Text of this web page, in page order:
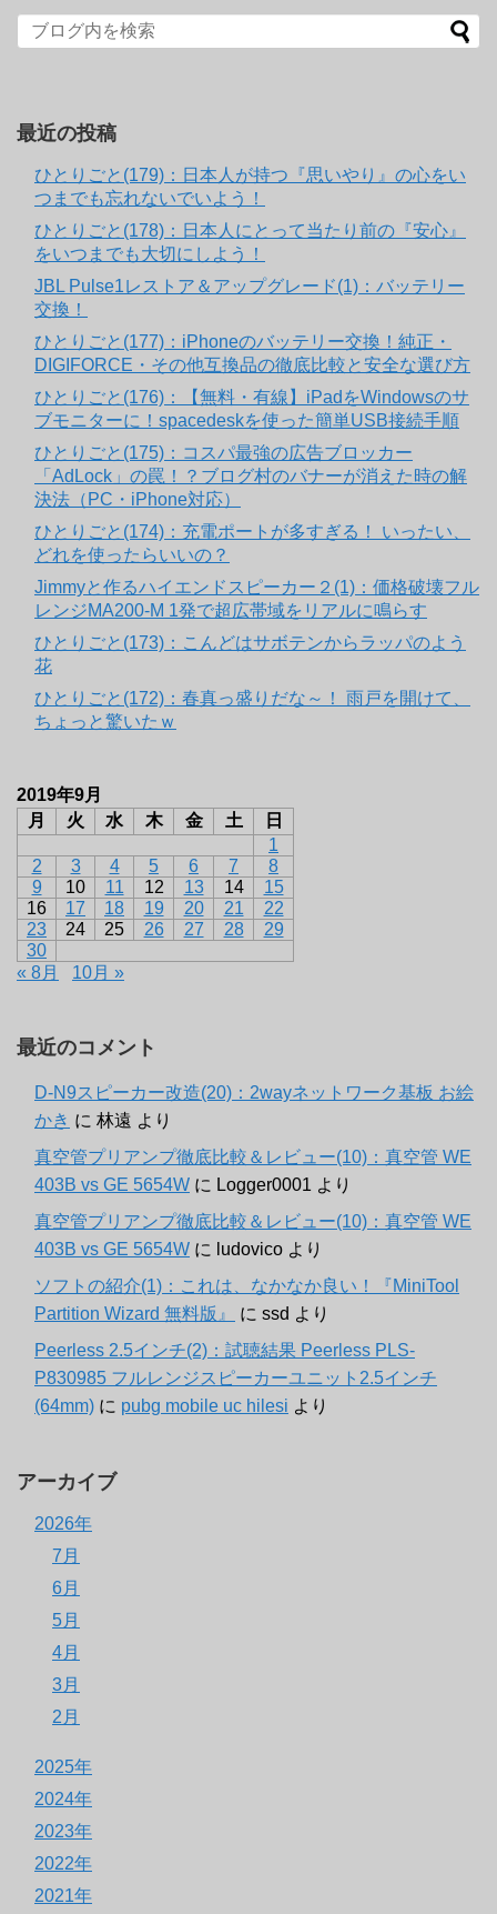
最近の投稿
ひとりごと(179)：日本人が持つ『思いやり』の心をい
つまでも忘れないでいよう！
ひとりごと(178)：日本人にとって当たり前の『安心』
をいつまでも大切にしよう！
JBL Pulse1レストア＆アップグレード(1)：バッテリー
交換！
ひとりごと(177)：iPhoneのバッテリー交換！純正・
DIGIFORCE・その他互換品の徹底比較と安全な選び方
ひとりごと(176)：【無料・有線】iPadをWindowsのサ
ブモニターに！spacedeskを使った簡単USB接続手順
ひとりごと(175)：コスパ最強の広告ブロッカー
「AdLock」の罠！？ブログ村のバナーが消えた時の解
決法（PC・iPhone対応）
ひとりごと(174)：充電ポートが多すぎる！ いったい、
どれを使ったらいいの？
Jimmyと作るハイエンドスピーカー２(1)：価格破壊フル
レンジMA200-M 1発で超広帯域をリアルに鳴らす
ひとりごと(173)：こんどはサボテンからラッパのよう
花
ひとりごと(172)：春真っ盛りだな～！ 雨戸を開けて、
ちょっと驚いたｗ
2019年9月
月
火 水 木 金 土
日
1
2
3 4 5 6 7
8
9
10 11 12 13 14
15
16
17 18 19 20 21
22
23
24 25 26 27 28
29
30
« 8月
10月 »
最近のコメント
D-N9スピーカー改造(20)：2wayネットワーク基板 お絵
かき に 林遠 より
真空管プリアンプ徹底比較＆レビュー(10)：真空管 WE
403B vs GE 5654W に Logger0001 より
真空管プリアンプ徹底比較＆レビュー(10)：真空管 WE
403B vs GE 5654W に ludovico より
ソフトの紹介(1)：これは、なかなか良い！『MiniTool
Partition Wizard 無料版』
に ssd より
Peerless 2.5インチ(2)：試聴結果 Peerless PLS-
P830985 フルレンジスピーカーユニット2.5インチ
(64mm) に pubg mobile uc hilesi より
アーカイブ
2026年
7月
6月
5月
4月
3月
2月
2025年
2024年
2023年
2022年
2021年